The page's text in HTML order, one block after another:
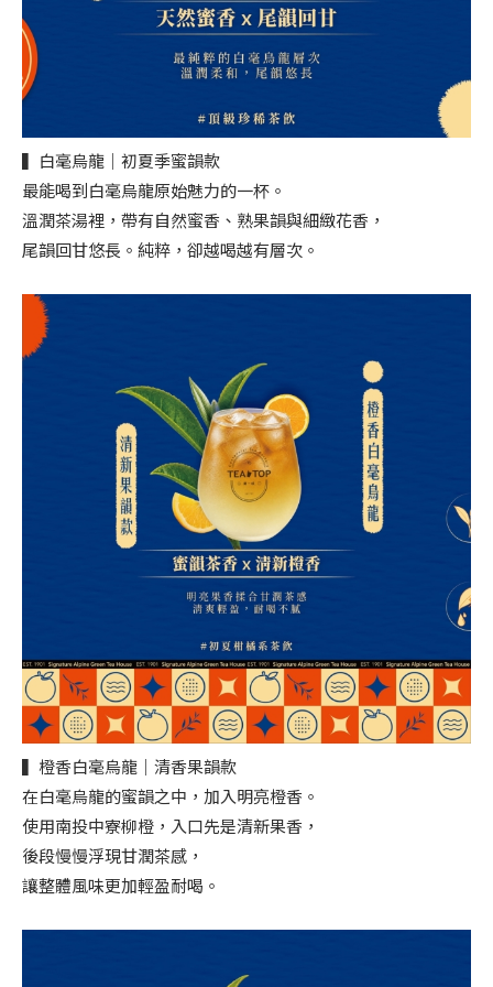
▍白毫烏龍｜初夏季蜜韻款
最能喝到白毫烏龍原始魅力的一杯。
溫潤茶湯裡，帶有自然蜜香、熟果韻與細緻花香，
尾韻回甘悠長。純粹，卻越喝越有層次。
▍橙香白毫烏龍｜清香果韻款
在白毫烏龍的蜜韻之中，加入明亮橙香。
使用南投中寮柳橙，入口先是清新果香，
後段慢慢浮現甘潤茶感，
讓整體風味更加輕盈耐喝。